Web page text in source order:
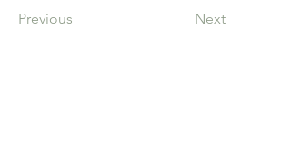
Previous Next